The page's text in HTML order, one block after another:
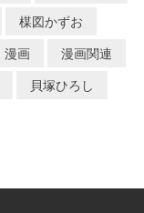
楳図かずお
漫画
漫画関連
貝塚ひろし